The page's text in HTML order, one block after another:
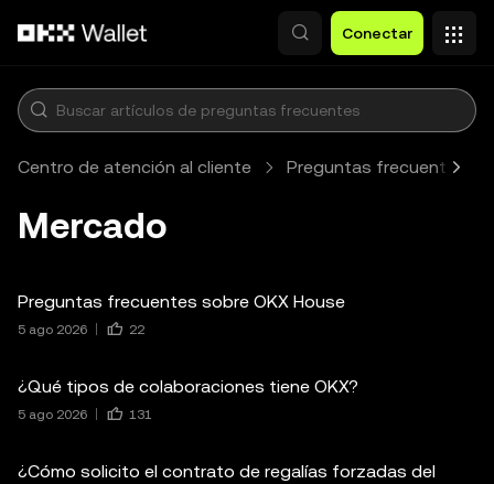
Conectar
Centro de atención al cliente Preguntas frecuentes
Mercado
Preguntas frecuentes sobre OKX House
5 ago 2026 22
¿Qué tipos de colaboraciones tiene OKX?
5 ago 2026 131
¿Cómo solicito el contrato de regalías forzadas del